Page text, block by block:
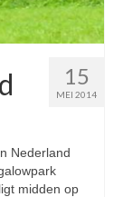
15
MEI 2014
Nederland
midden op